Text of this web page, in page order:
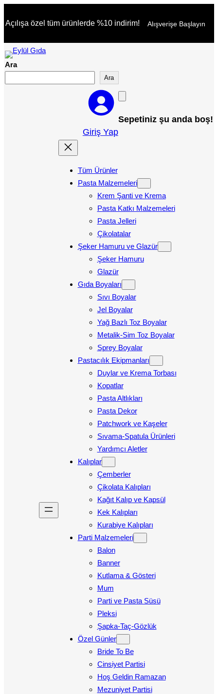
geç
Açılışa özel tüm ürünlerde %10 indirim! Alışverişe Başlayın
Ara
Ara
Giriş Yap
Sepetiniz şu anda boş!
Tüm Ürünler
Pasta Malzemeleri
Krem Şanti ve Krema
Pasta Katkı Malzemeleri
Pasta Jelleri
Çikolatalar
Şeker Hamuru ve Glazür
Şeker Hamuru
Glazür
Gıda Boyaları
Sıvı Boyalar
Jel Boyalar
Yağ Bazlı Toz Boyalar
Metalik-Sim Toz Boyalar
Sprey Boyalar
Pastacılık Ekipmanları
Duylar ve Krema Torbası
Kopatlar
Pasta Altlıkları
Pasta Dekor
Patchwork ve Kaşeler
Sıvama-Spatula Ürünleri
Yardımcı Aletler
Kalıplar
Çemberler
Çikolata Kalıpları
Kağıt Kalıp ve Kapsül
Kek Kalıpları
Kurabiye Kalıpları
Parti Malzemeleri
Balon
Banner
Kutlama & Gösteri
Mum
Parti ve Pasta Süsü
Pleksi
Şapka-Taç-Gözlük
Özel Günler
Bride To Be
Cinsiyet Partisi
Hoş Geldin Ramazan
Mezuniyet Partisi